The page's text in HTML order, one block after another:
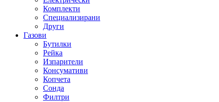
Комплекти
Специализирани
Други
Газови
Бутилки
Рейка
Изпарители
Консумативи
Копчета
Сонда
Филтри